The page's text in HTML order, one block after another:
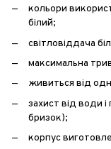
кольори
білий;
світловіддача
максимальна
живиться від
захист від води
бризок);
корпус